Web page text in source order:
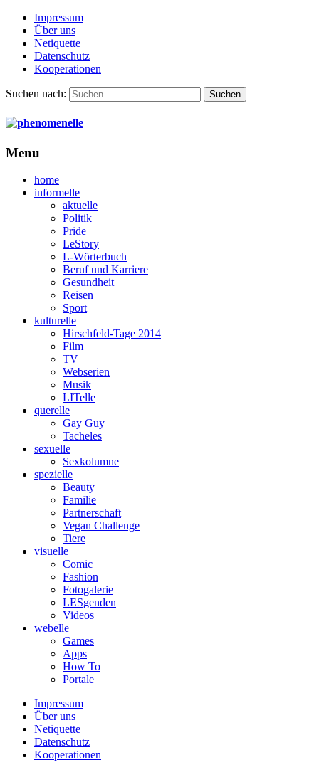
Impressum
Über uns
Netiquette
Datenschutz
Kooperationen
Suchen nach:
Menu
home
informelle
aktuelle
Politik
Pride
LeStory
L-Wörterbuch
Beruf und Karriere
Gesundheit
Reisen
Sport
kulturelle
Hirschfeld-Tage 2014
Film
TV
Webserien
Musik
LITelle
querelle
Gay Guy
Tacheles
sexuelle
Sexkolumne
spezielle
Beauty
Familie
Partnerschaft
Vegan Challenge
Tiere
visuelle
Comic
Fashion
Fotogalerie
LESgenden
Videos
webelle
Games
Apps
How To
Portale
Impressum
Über uns
Netiquette
Datenschutz
Kooperationen